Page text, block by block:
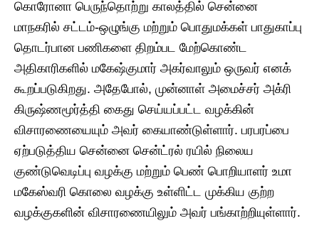
கொரோனா பெருந்தொற்று காலத்தில் சென்னை
மாநகரில் சட்டம்-ஒழுங்கு மற்றும் பொதுமக்கள் பாதுகாப்பு
தொடர்பான பணிகளை திறம்பட மேற்கொண்ட
அதிகாரிகளில் மகேஷ்குமார் அகர்வாலும் ஒருவர் எனக்
கூறப்படுகிறது. அதேபோல், முன்னாள் அமைச்சர் அக்ரி
கிருஷ்ணமூர்த்தி கைது செய்யப்பட்ட வழக்கின்
விசாரணையையும் அவர் கையாண்டுள்ளார். பரபரப்பை
ஏற்படுத்திய சென்னை சென்ட்ரல் ரயில் நிலைய
குண்டுவெடிப்பு வழக்கு மற்றும் பெண் பொறியாளர் உமா
மகேஸ்வரி கொலை வழக்கு உள்ளிட்ட முக்கிய குற்ற
வழக்குகளின் விசாரணையிலும் அவர் பங்காற்றியுள்ளார்.